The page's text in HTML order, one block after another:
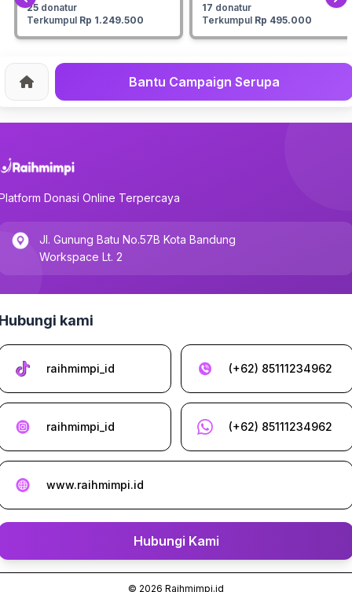
25 donatur
Terkumpul Rp 1.249.500
17 donatur
Terkumpul Rp 495.000
Home
Bantu Campaign Serupa
Donasi Online Terpercaya
Jl. Gunung Batu No.57B Kota Bandung
Workspace Lt. 2
kami
raihmimpi_id (+62) 85111234962
raihmimpi_id (+62) 85111234962
www.raihmimpi.id
Hubungi Kami
© 2026 Raihmimpi.id